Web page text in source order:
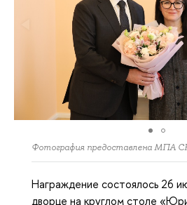
Фотография предоставлена МПА
Награждение состоялось 26
дворце на круглом столе